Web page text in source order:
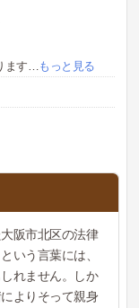
ます
もっと見る
阪市北区の法律
いう言葉には、
れません。しか
よりそって親身